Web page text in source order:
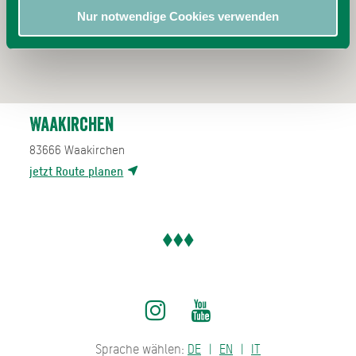
Nur notwendige Cookies verwenden
Waakirchen
83666 Waakirchen
jetzt Route planen
Sprache wählen: DE EN IT